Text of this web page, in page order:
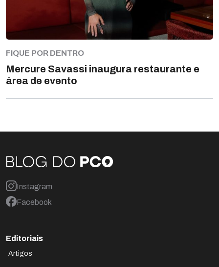
FIQUE POR DENTRO
Mercure Savassi inaugura restaurante e
área de evento
Instagram
Facebook
Editoriais
Artigos